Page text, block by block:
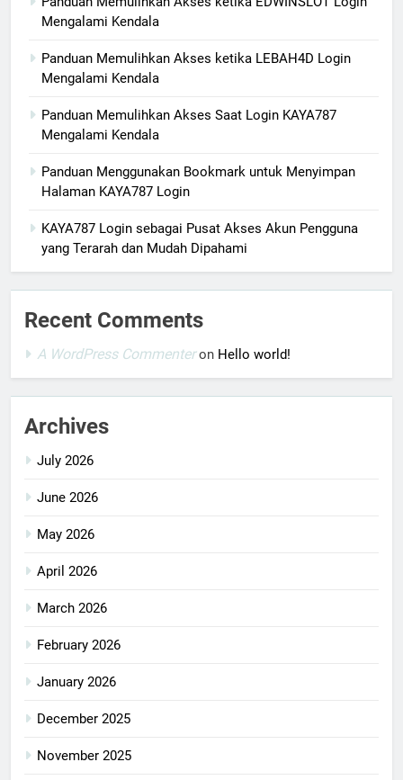
Mengalami Kendala
Panduan Memulihkan Akses ketika LEBAH4D Login
Mengalami Kendala
Panduan Memulihkan Akses Saat Login KAYA787
Mengalami Kendala
Panduan Menggunakan Bookmark untuk Menyimpan
Halaman KAYA787 Login
KAYA787 Login sebagai Pusat Akses Akun Pengguna
yang Terarah dan Mudah Dipahami
Recent Comments
A WordPress Commenteron Hello world!
Archives
July 2026
June 2026
May 2026
April 2026
March 2026
February 2026
January 2026
December 2025
November 2025